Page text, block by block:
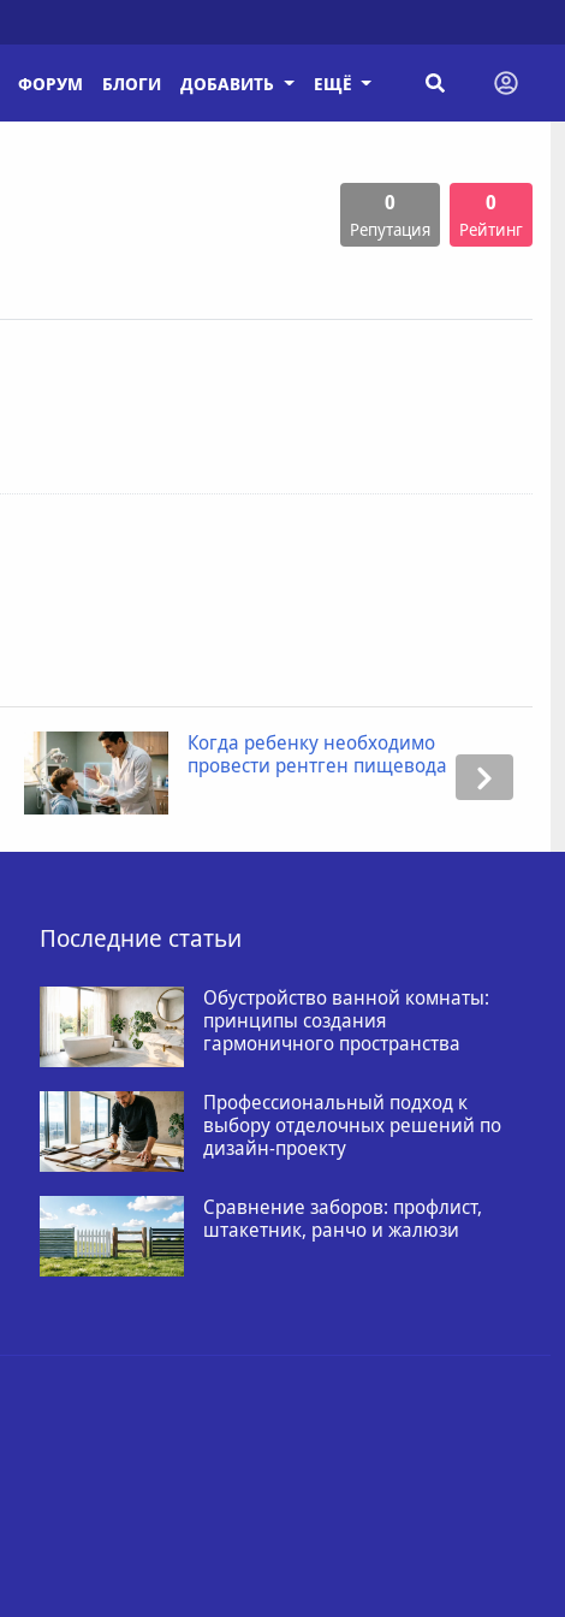
ФОРУМ БЛОГИ ДОБАВИТЬ ЕЩЁ
0
Репутация
0
Рейтинг
Когда ребенку необходимо
провести рентген пищевода
Последние статьи
Обустройство ванной комнаты:
принципы создания
гармоничного пространства
Профессиональный подход к
выбору отделочных решений по
дизайн-проекту
Сравнение заборов: профлист,
штакетник, ранчо и жалюзи